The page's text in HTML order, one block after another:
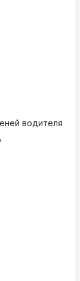
водителя